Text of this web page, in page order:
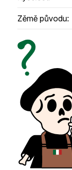
Zěmě původu: